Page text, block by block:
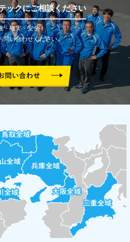
ックにご相談ください
・確実・安全！
問い合わせください。